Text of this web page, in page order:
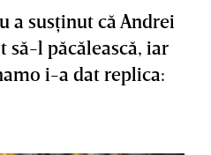
a susţinut că Andrei
să-l păcălească, iar
i-a dat replica: